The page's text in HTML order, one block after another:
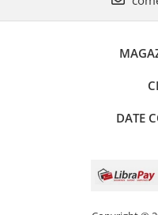
DATE